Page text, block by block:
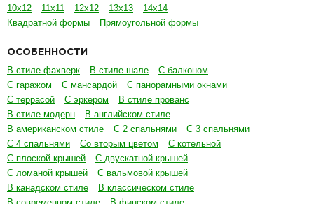
10х12
11х11 12х12 13х13
14х14
Квадратной формы
Прямоугольной формы
ОСОБЕННОСТИ
В стиле фахверк В стиле шале
С балконом
С гаражом
С мансардой
С панорамными окнами
С террасой
С эркером
В стиле прованс
В стиле модерн
В английском стиле
В американском стиле
С 2 спальнями
С 3 спальнями
С 4 спальнями
Со вторым цветом
С котельной
С плоской крышей
С двускатной крышей
С ломаной крышей
С вальмовой крышей
В канадском стиле
В классическом стиле